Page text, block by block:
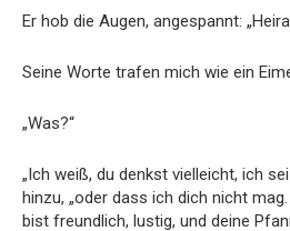
Er hob die Augen, angespannt:
Seine Worte trafen mich wie ein
„Was?“
„Ich weiß, du denkst vielleicht, ich
hinzu, „oder dass ich dich nicht
bist freundlich, lustig, und deine